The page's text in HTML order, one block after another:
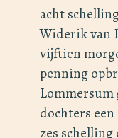
acht
Widerik van
vijftien
penning
Lommersum
dochters
zes